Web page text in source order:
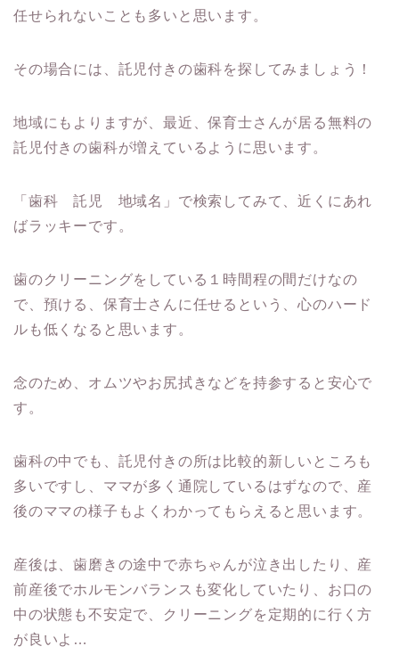
任せられないことも多いと思います。
その場合には、託児付きの歯科を探してみましょう！
地域にもよりますが、最近、保育士さんが居る無料の
託児付きの歯科が増えているように思います。
「歯科 託児 地域名」で検索してみて、近くにあれ
ばラッキーです。
歯のクリーニングをしている１時間程の間だけなの
で、預ける、保育士さんに任せるという、心のハード
ルも低くなると思います。
念のため、オムツやお尻拭きなどを持参すると安心で
す。
歯科の中でも、託児付きの所は比較的新しいところも
多いですし、ママが多く通院しているはずなので、産
後のママの様子もよくわかってもらえると思います。
産後は、歯磨きの途中で赤ちゃんが泣き出したり、産
前産後でホルモンバランスも変化していたり、お口の
中の状態も不安定で、クリーニングを定期的に行く方
が良いよ…